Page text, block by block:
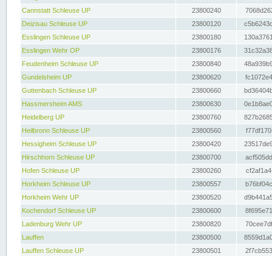
Cannstatt Schleuse UP
23800240
Deizisau Schleuse UP
23800120
Esslingen Schleuse UP
23800180
Esslingen Wehr OP
23800176
Feudenheim Schleuse UP
23800840
Gundelsheim UP
23800620
Guttenbach Schleuse UP
23800660
Hassmersheim AMS
23800630
Heidelberg UP
23800760
Heilbronn Schleuse UP
23800560
Hessigheim Schleuse UP
23800420
Hirschhorn Schleuse UP
23800700
Hofen Schleuse UP
23800260
Horkheim Schleuse UP
23800557
Horkheim Wehr UP
23800520
Kochendorf Schleuse UP
23800600
Ladenburg Wehr UP
23800820
Lauffen
23800500
Lauffen Schleuse UP
23800501